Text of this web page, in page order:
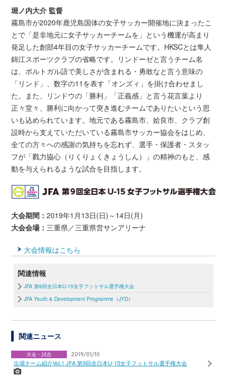
堀ノ内大介 監督
霧島市が2020年鹿児島国体の女子サッカー開催地に決まったこ
とで「是非地元に女子サッカーチームを」という機運が高まり
発足した創部4年目の女子サッカーチームです。HKSCとは隼人
錦江スポーツクラブの省略です。リンドーゼと言うチーム名
は、ポルトガル語で美しさが含まれる・勇敢なと言う意味の
「リンド」、数字の11を表す「オンズィ」を掛け合わせまし
た。また、リンドウの「勝利」「正義感」と言う花言葉より
正々堂々、勝利に向かって突き進むチームでありたいという思
いも込められています。地元である霧島市、姶良市、クラブ創
設時から支えていただいている霧島市サッカー協会をはじめ、
全ての方々への感謝の気持ちを忘れず、選手・保護者・スタッ
フが「戮力協心（りくりょくきょうしん）」の精神のもと、感
動を与えられるような試合を目指します。
大会期間：2019年1月13日(日)～14日(月)
大会会場：三重県／三重県営サンアリーナ
大会情報はこちら
関連情報
JFA 第9回全日本U-15女子フットサル選手権大会
JFA Youth & Development Programme（JYD）
関連ニュース
大会・試合 2019/01/10
出場チーム紹介Vol.1 JFA 第9回全日本U-15女子フットサル選手権大会